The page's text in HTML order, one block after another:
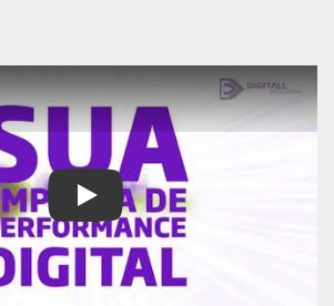
como adicionar site na 1ª